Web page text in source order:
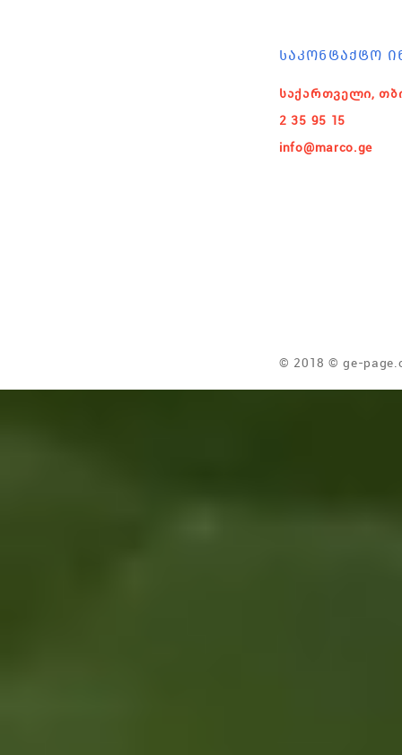
ᲡᲐᲙᲝᲜᲢᲐᲥᲢᲝ
საქართველი,
2 35 95 15
info@marco.ge
© 2018 © ge-